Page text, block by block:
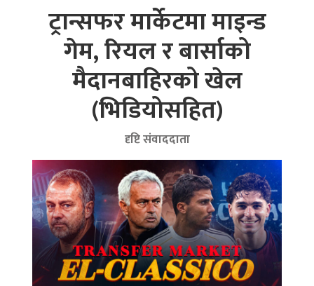
ट्रान्सफर मार्केटमा माइन्ड
गेम, रियल र बार्साको
मैदानबाहिरको खेल
(भिडियोसहित)
दृष्टि संवाददाता